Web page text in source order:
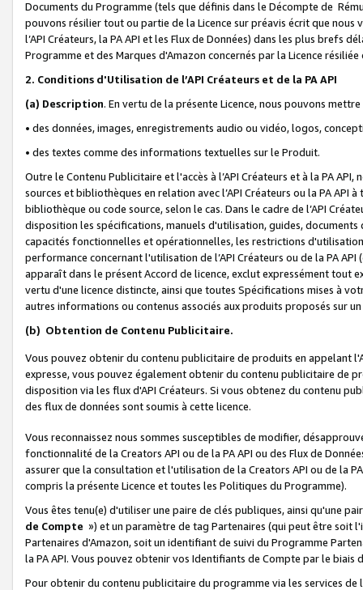
Documents du Programme (tels que définis dans le Décompte de
pouvons résilier tout ou partie de la Licence sur préavis écrit que
l’API Créateurs, la PA API et les Flux de Données) dans les plus
Programme et des Marques d'Amazon concernés par la Licence
2. Conditions d'Utilisation de l’API Créateurs et de la PA API
(a) Description. En vertu de la présente Licence, nous pouvons
• des données, images, enregistrements audio ou vidéo, logos,
• des textes comme des informations textuelles sur le Produit.
Outre le Contenu Publicitaire et l'accès à l’API Créateurs et à la PA
sources et bibliothèques en relation avec l’API Créateurs ou la PA
bibliothèque ou code source, selon le cas. Dans le cadre de l’API
disposition les spécifications, manuels d'utilisation, guides,
capacités fonctionnelles et opérationnelles, les restrictions
performance concernant l'utilisation de l’API Créateurs ou de la PA
apparaît dans le présent Accord de licence, exclut expressément tout
vertu d'une licence distincte, ainsi que toutes Spécifications mises à
autres informations ou contenus associés aux produits proposés sur
(b) Obtention de Contenu Publicitaire.
Vous pouvez obtenir du contenu publicitaire de produits en appelant
expresse, vous pouvez également obtenir du contenu publicitaire de
disposition via les flux d'API Créateurs. Si vous obtenez du contenu
des flux de données sont soumis à cette licence.
Vous reconnaissez nous sommes susceptibles de modifier,
fonctionnalité de la Creators API ou de la PA API ou des Flux de
assurer que la consultation et l'utilisation de la Creators API ou de la
compris la présente Licence et toutes les Politiques du Programme).
Vous êtes tenu(e) d'utiliser une paire de clés publiques, ainsi qu'une
de Compte ») et un paramètre de tag Partenaires (qui peut être soit
Partenaires d'Amazon, soit un identifiant de suivi du Programme
la PA API. Vous pouvez obtenir vos Identifiants de Compte par le biais
Pour obtenir du contenu publicitaire du programme via les services